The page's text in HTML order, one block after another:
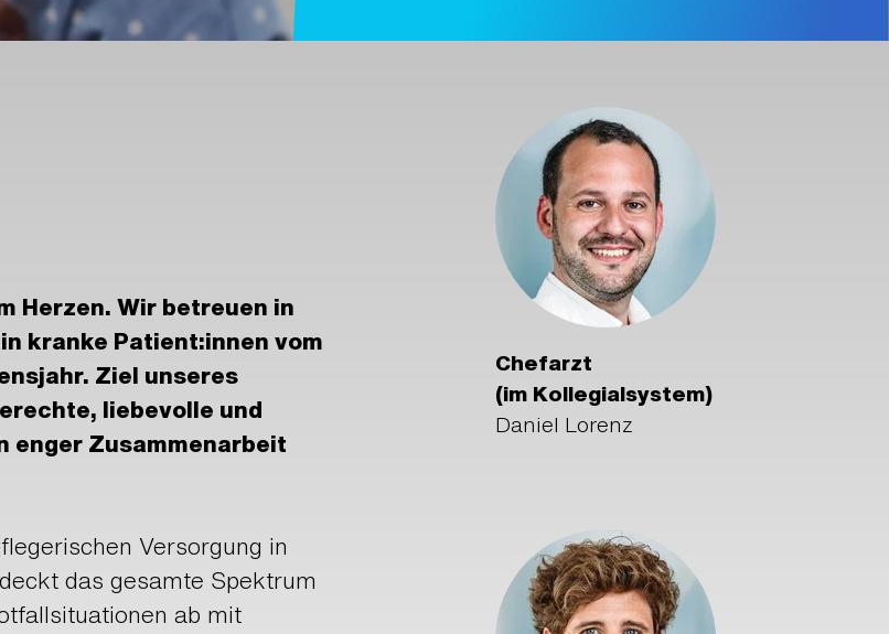
Herzen. Wir betreuen in
kranke Patient:innen vom
Ziel unseres
liebevolle und
enger Zusammenarbeit
Versorgung in
das gesamte Spektrum
ab mit
Chefarzt
(im Kollegialsystem)
Daniel Lorenz